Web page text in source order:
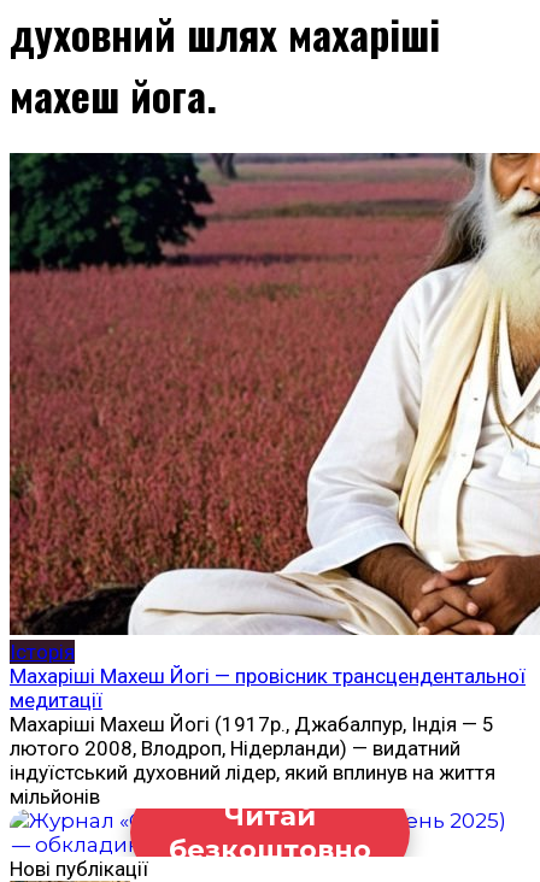
духовний шлях махаріші
махеш йога.
Історія
Махаріші Махеш Йогі — провісник трансцендентальної
медитації
Махаріші Махеш Йогі (1917р., Джабалпур, Індія — 5
лютого 2008, Влодроп, Нідерланди) — видатний
індуїстський духовний лідер, який вплинув на життя
мільйонів
Читай
безкоштовно
Нові публікації